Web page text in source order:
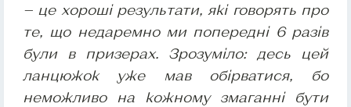
— це хороші результати, які говорять про
те, що недаремно ми попередні 6 разів
були в призерах. Зрозуміло: десь цей
ланцюжок уже мав обірватися, бо
неможливо на кожному змаганні бути